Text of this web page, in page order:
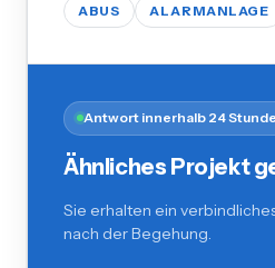
ABUS ALARMANLAGE
Antwort innerhalb 24
Ähnliches Projekt
Sie erhalten ein
nach der Begehung.